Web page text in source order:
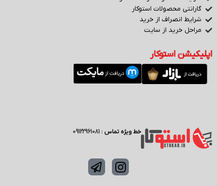
گارانتی محصولات استوکار
شرایط انصراف از خرید
مراحل خرید از سایت
اپلیکیشن استوکار
خط ویژه تماس : 09122961081